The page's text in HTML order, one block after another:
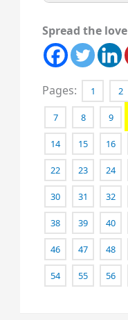
Spread the love
Pages: 1 2
7 8 9
14 15 16
22 23 24
30 31 32
38 39 40
46 47 48
54 55 56